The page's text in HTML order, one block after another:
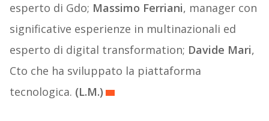
esperto di Gdo; Massimo Ferriani, manager con
significative esperienze in multinazionali ed
esperto di digital transformation; Davide Mari,
Cto che ha sviluppato la piattaforma
tecnologica. (L.M.)